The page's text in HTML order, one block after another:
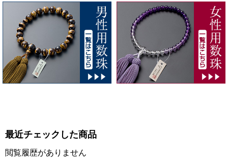
最近チェックした商品
閲覧履歴がありません